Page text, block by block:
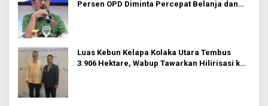
Persen OPD Diminta Percepat Belanja dan
Luas Kebun Kelapa Kolaka Utara Tembus
3.906 Hektare, Wabup Tawarkan Hilirisasi ke